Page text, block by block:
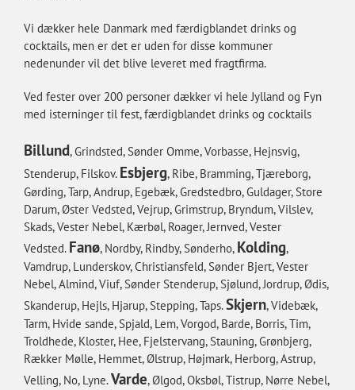
Vi dækker hele Danmark med færdigblandet drinks og
cocktails, men er det er uden for disse kommuner
nedenunder vil det blive leveret med fragtfirma.
Ved fester over 200 personer dækker vi hele Jylland og Fyn
med isterninger til fest, færdigblandet drinks og cocktails
Billund, Grindsted, Sønder Omme, Vorbasse, Hejnsvig,
Stenderup, Filskov. Esbjerg, Ribe, Bramming, Tjæreborg,
Gørding, Tarp, Andrup, Egebæk, Gredstedbro, Guldager, Store
Darum, Øster Vedsted, Vejrup, Grimstrup, Bryndum, Vilslev,
Skads, Vester Nebel, Kærbøl, Roager, Jernved, Vester
Vedsted. Fanø, Nordby, Rindby, Sønderho, Kolding,
Vamdrup, Lunderskov, Christiansfeld, Sønder Bjert, Vester
Nebel, Almind, Viuf, Sønder Stenderup, Sjølund, Jordrup, Ødis,
Skanderup, Hejls, Hjarup, Stepping, Taps.Skjern, Videbæk,
Tarm, Hvide sande, Spjald, Lem, Vorgod, Barde, Borris, Tim,
Troldhede, Kloster, Hee, Fjelstervang, Stauning, Grønbjerg,
Rækker Mølle, Hemmet, Ølstrup, Højmark, Herborg, Astrup,
Velling, No, Lyne.Varde, Ølgod, Oksbøl, Tistrup, Nørre Nebel,